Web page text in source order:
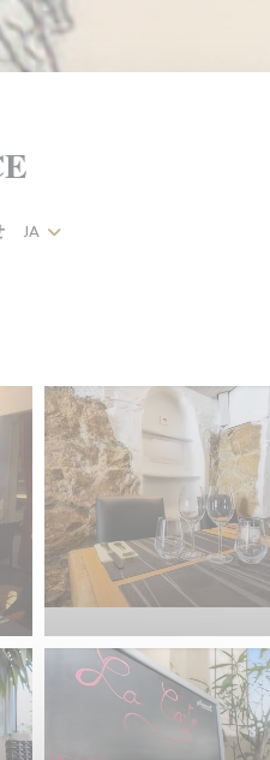
ます))
JA